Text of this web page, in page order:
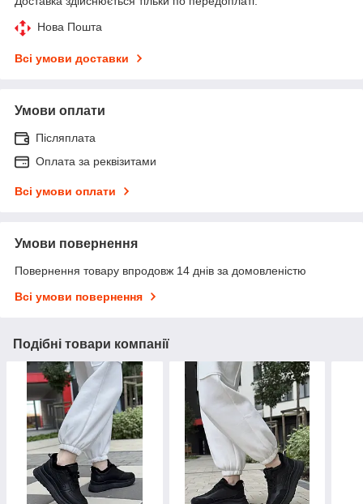
Нова Пошта
Всі умови доставки
Умови оплати
Післяплата
Оплата за реквізитами
Всі умови оплати
Умови повернення
Повернення товару впродовж 14 днів за домовленістю
Всі умови повернення
Подібні товари компанії